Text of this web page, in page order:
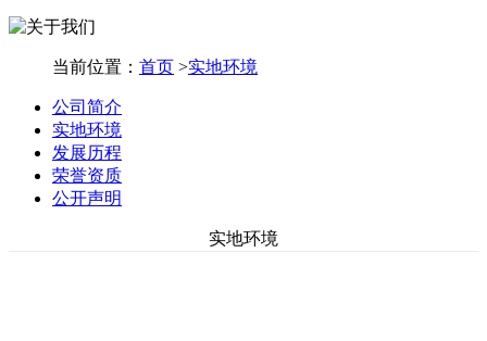
当前位置： 首页 >实地环境
公司简介
实地环境
发展历程
荣誉资质
公开声明
实地环境